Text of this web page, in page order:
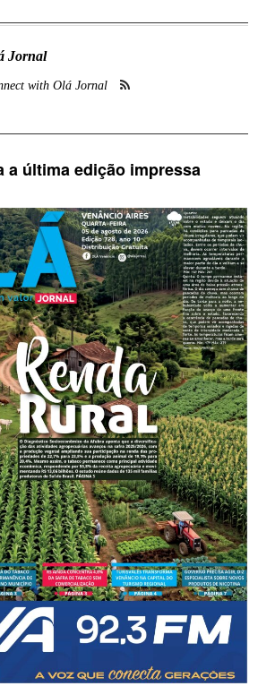
Jornal
with Olá Jornal
a última edição impressa